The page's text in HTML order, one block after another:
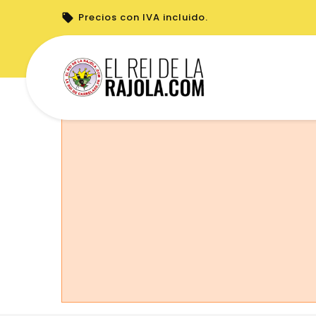
Precios con IVA incluido.
No puede realizar pedidos desde su